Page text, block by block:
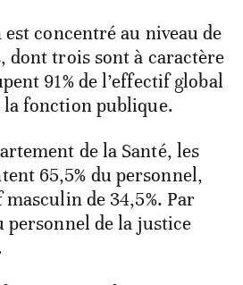
concentré au niveau de
dont trois sont à caractère
91% de l’effectif global
la fonction publique.
de la Santé, les
65,5% du personnel,
de 34,5%. Par
personnel de la justice